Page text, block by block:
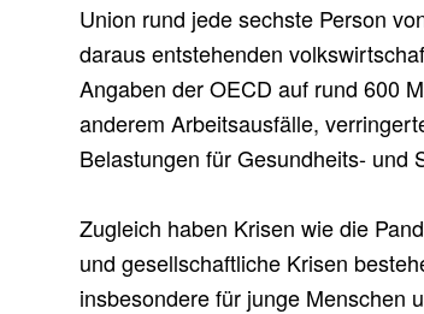
Union rund jede sechste Person
daraus entstehenden
Angaben der OECD auf rund 600
anderem Arbeitsausfälle,
Belastungen für Gesundheits- und
Zugleich haben Krisen wie die
und gesellschaftliche Krisen
insbesondere für junge Menschen